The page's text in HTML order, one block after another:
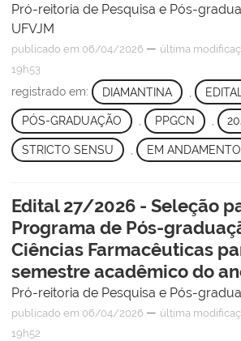
Pró-reitoria de Pesquisa e Pós-
UFVJM
publicado em 06/04/2026 — última
19h53
registrado em: DIAMANTINA EDITAL
PÓS-GRADUAÇÃO , PPGCN ,
STRICTO SENSU EM ANDAMENTO
Edital 27/2026 - Seleção
Programa de Pós-
Ciências Farmacêuticas
semestre acadêmico do
Pró-reitoria de Pesquisa e Pós-
publicado em 06/04/2026 — última
19h52